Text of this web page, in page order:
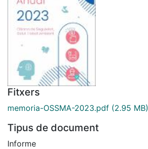
Fitxers
memoria-OSSMA-2023.pdf (2.95 MB)
Tipus de document
Informe